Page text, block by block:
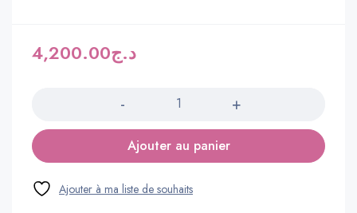
د.ج4,200.00
Ajouter au panier